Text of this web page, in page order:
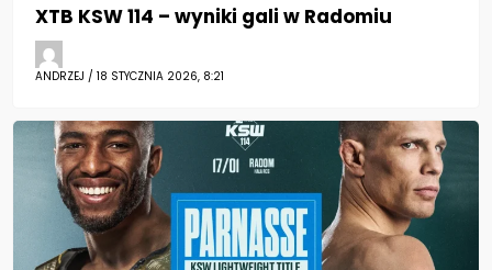
XTB KSW 114 – wyniki gali w Radomiu
ANDRZEJ / 18 STYCZNIA 2026, 8:21